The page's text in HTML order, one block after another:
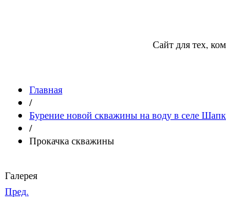
Сайт для тех,
Главная
/
Бурение новой скважины на воду в селе
/
Прокачка скважины
Галерея
Пред.